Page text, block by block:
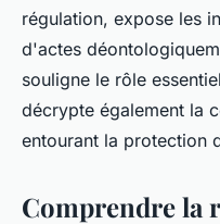
admin•24 mai 2024• 3
régulation, expose les
d'actes
souligne le rôle
décrypte également la
entourant la protection
Comprendre la